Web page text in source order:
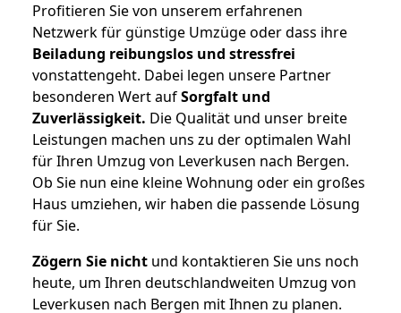
Profitieren Sie von unserem erfahrenen
Netzwerk für günstige Umzüge oder dass ihre
Beiladung reibungslos und stressfrei
vonstattengeht. Dabei legen unsere Partner
besonderen Wert aufSorgfalt und
Zuverlässigkeit. Die Qualität und unser breite
Leistungen machen uns zu der optimalen Wahl
für Ihren Umzug von Leverkusen nach Bergen.
Ob Sie nun eine kleine Wohnung oder ein großes
Haus umziehen, wir haben die passende Lösung
für Sie.
Zögern Sie nicht und kontaktieren Sie uns noch
heute, um Ihren deutschlandweiten Umzug von
Leverkusen nach Bergen mit Ihnen zu planen.